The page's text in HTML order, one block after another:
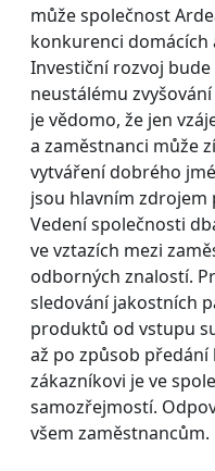
může společnost
konkurenci domácích
Investiční rozvoj
neustálému
je vědomo, že jen
a zaměstnanci může
vytváření dobrého
jsou hlavním
Vedení společnosti
ve vztazích mezi
odborných znalostí.
sledování jakostních
produktů od vstupu
až po způsob
zákazníkovi je ve
samozřejmostí.
všem zaměstnancům.